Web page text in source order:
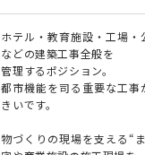
ホテル・教育施設・工場
などの建築工事全般を
管理するポジション。
都市機能を司る重要な工事
きいです。
物づくりの現場を支える“